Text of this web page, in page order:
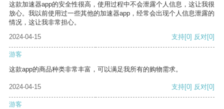
这款加速器app的安全性很高，使用过程中不会泄露个人信息，这让我很
放心。我以前使用过一些其他的加速器app，经常会出现个人信息泄露的
情况，这让我非常担心。
2024-04-15
支持[0] 反对[0]
游客
这款app的商品种类非常丰富，可以满足我所有的购物需求。
2024-04-15 支持[0] 反对[0]
游客